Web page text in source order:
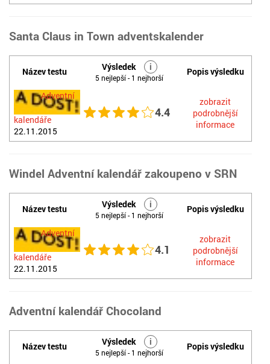
Santa Claus in Town adventskalender
Název testu Výsledek i
5 nejlepší - 1 nejhorší
Popis výsledku
Adventní
kalendáře
22.11.2015
4.4
zobrazit
podrobnější
informace
Windel Adventní kalendář zakoupeno v SRN
Název testu Výsledek i
5 nejlepší - 1 nejhorší
Popis výsledku
Adventní
kalendáře
22.11.2015
4.1
zobrazit
podrobnější
informace
Adventní kalendář Chocoland
Název testu Výsledek i
5 nejlepší - 1 nejhorší
Popis výsledku